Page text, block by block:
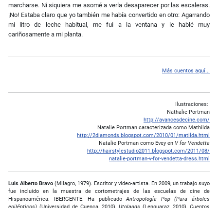
marcharse. Ni siquiera me asomé a verla desaparecer por las escaleras.
¡No! Estaba claro que yo también me había convertido en otro: Agarrando
mi litro de leche habitual, me fui a la ven­tana y le hablé muy
cariñosamente a mi planta.
Más cuentos aquí...
Ilustraciones:
Nathalie Portman
http://avancesdecine.com/
Natalie Portman caracterizada como Mathilda
http://2diamonds.blogspot.com/2010/01/matilda.html
Natalie Portman como Evey en V for Vendetta
http://hairstylestudio2011.blogspot.com/2011/08/
natalie-portman-v-for-vendetta-dress.html
Luis Alberto Bravo (Milagro, 1979). Escritor y video-artista. En 2009, un trabajo suyo
fue incluido en la muestra de cortometrajes de las escuelas de cine de
Hispanoamérica: IBERGENTE. Ha publicadoAntropología Pop (Para árboles